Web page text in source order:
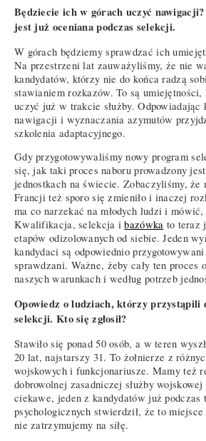
Będziecie ich w górach uczyć
jest już oceniana podczas selekcji.
W górach będziemy sprawdzać ich
Na przestrzeni lat zauważyliśmy, że nie
kandydatów, którzy nie do końca radzą
stawianiem rozkazów. To są umiejętności,
uczyć już w trakcie służby. Odpowiadając
nawigacji i wyznaczania azymutów
szkolenia adaptacyjnego.
Gdy przygotowywaliśmy nowy program
się, jak taki proces naboru prowadzony
jednostkach na świecie. Zobaczyliśmy,
Francji też sporo się zmieniło i inaczej
ma co narzekać na młodych ludzi i
Kwalifikacja, selekcja ibazówka to teraz
etapów odizolowanych od siebie. Jeden
kandydaci są odpowiednio
sprawdzani. Ważne, żeby cały ten proces
naszych warunkach i według potrzeb
Opowiedz o ludziach, którzy przystąpili
selekcji. Kto się zgłosił?
Stawiło się ponad 50 osób, a w teren
20 lat, najstarszy 31. To żołnierze z
wojskowych i funkcjonariusze. Mamy też
dobrowolnej zasadniczej służby
ciekawe, jeden z kandydatów już podczas
psychologicznych stwierdził, że to
nie zatrzymujemy na siłę.